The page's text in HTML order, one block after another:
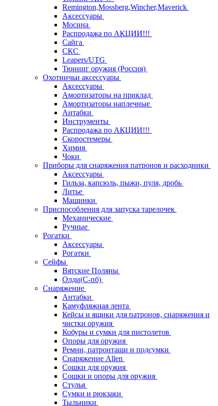
Remington,Mossberg,Wincher,Maverick
Аксессуары
Мосина
Распродажа по АКЦИИ!!!
Сайга
СКС
Leapers/UTG
Тюнинг оружия (Россия)
Охотничьи аксессуары
Аксессуары
Амортизаторы на приклад
Амортизаторы наплечные
Антабки
Инструменты
Распродажа по АКЦИИ!!!
Скоростемеры
Химия
Чоки
Приборы для снаряжения патронов и расходники
Аксессуары
Гильза, капсюль, пыжи, пуля, дробь
Литье
Машинки
Приспособления для запуска тарелочек
Механические
Ручные
Рогатки
Аксессуары
Рогатки
Сейфы
Вятские Поляны
Олди(С-пб)
Снаряжение
Антабки
Камуфляжная лента
Кейсы и ящики для патронов, снаряжения и
чистки оружия
Кобуры и сумки для пистолетов
Опоры для оружия
Ремни, патронташи и подсумки
Снаряжение Allen
Сошки для оружия
Сошки и опоры для оружия
Стулья
Сумки и рюкзаки
Тыльники